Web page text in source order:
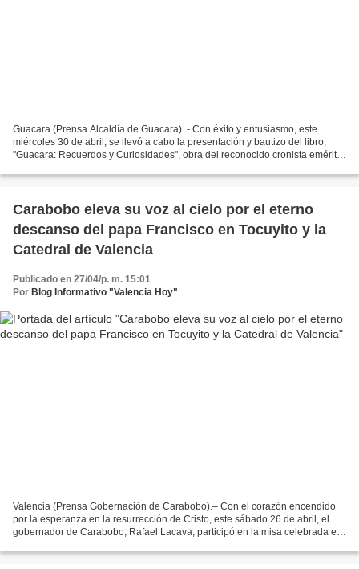
Guacara (Prensa Alcaldía de Guacara). - Con éxito y entusiasmo, este
miércoles 30 de abril, se llevó a cabo la presentación y bautizo del libro,
"Guacara: Recuerdos y Curiosidades", obra del reconocido cronista emérito
Carabobo eleva su voz al cielo por el eterno
descanso del papa Francisco en Tocuyito y la
Catedral de Valencia
Publicado en 27/04/p. m. 15:01
Por Blog Informativo "Valencia Hoy"
Valencia (Prensa Gobernación de Carabobo).– Con el corazón encendido
por la esperanza en la resurrección de Cristo, este sábado 26 de abril, el
gobernador de Carabobo, Rafael Lacava, participó en la misa celebrada en